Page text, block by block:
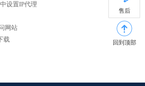
设置IP代理
网站
载
售后
回到顶部